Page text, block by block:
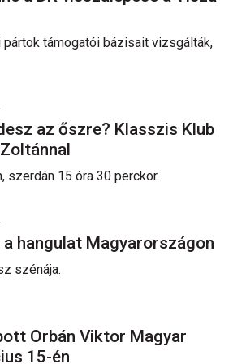
támogatói bázisait vizsgálták,
az őszre? Klasszis Klub
szerdán 15 óra 30 perckor.
hangulat Magyarországon
szénája.
Orbán Viktor Magyar
15-én